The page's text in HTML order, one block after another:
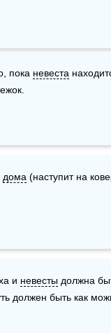
пока невеста
дома (наступит на
и невесты должна
должен быть как